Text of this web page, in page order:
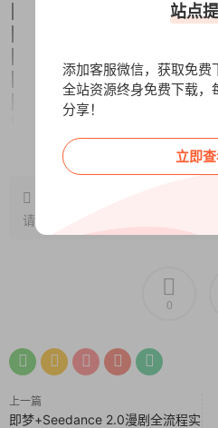
│ │ │ 2 本地SEO vs 全国性
│ │ │ 3 什么是现代SEO.mp4
│ │ │ 4 我对AI与长青目录的
│ │ │ 5 理解精确匹配域名
│ │ │ 5 理解精确匹配域名
│ │ │ 截图imjmj.com 1.png
│ │ │
│ │ ├─2 站内SEO基础
│ │ │ 1 创建你的简单站内
│ │ │ 2 理解标题与层级结构
│ │ │ 3 理解URL结构.docx
│ │ │ 3 理解URL结构.mp4
│ │ │ 4 理解Meta标题与Meta
│ │ │ 4 理解Meta标题与
阅读
请注明出处~~~
0
上一篇
即梦+Seedance 2.0漫剧全流程实
站点
添加客服微信，获取免费
全站资源终身免费下载，
分享！
立即